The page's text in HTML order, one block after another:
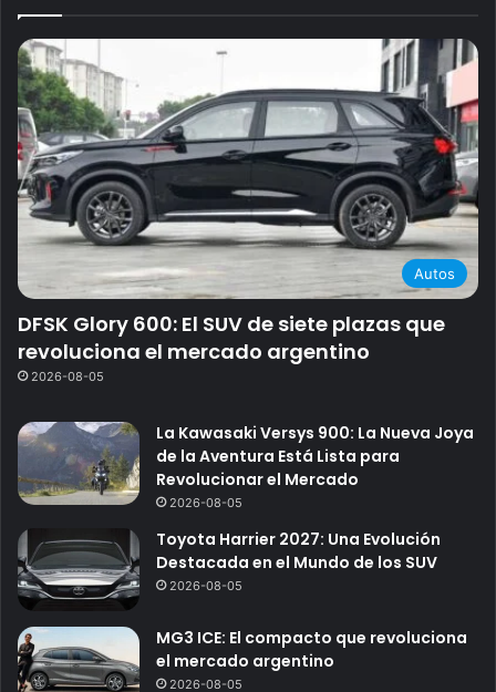
Autos
DFSK Glory 600: El SUV de siete plazas que
revoluciona el mercado argentino
2026-08-05
La Kawasaki Versys 900: La Nueva Joya
de la Aventura Está Lista para
Revolucionar el Mercado
2026-08-05
Toyota Harrier 2027: Una Evolución
Destacada en el Mundo de los SUV
2026-08-05
MG3 ICE: El compacto que revoluciona
el mercado argentino
2026-08-05